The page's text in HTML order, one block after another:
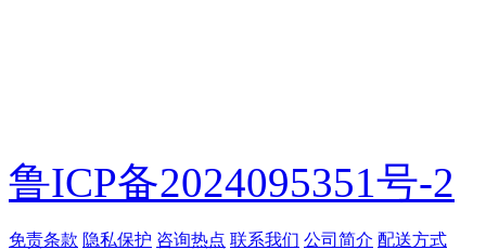
鲁ICP备2024095351号-2
免责条款 隐私保护 咨询热点 联系我们 公司简介 配送方式